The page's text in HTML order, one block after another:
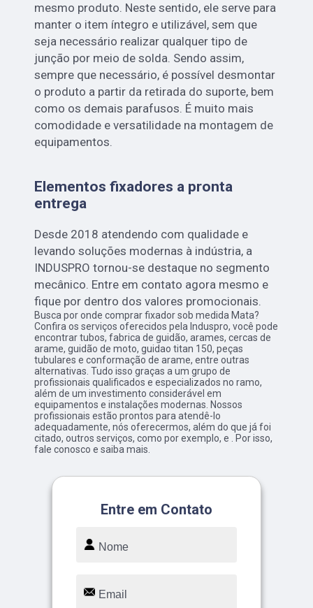
mesmo produto. Neste sentido, ele serve para
manter o item íntegro e utilizável, sem que
seja necessário realizar qualquer tipo de
junção por meio de solda. Sendo assim,
sempre que necessário, é possível desmontar
o produto a partir da retirada do suporte, bem
como os demais parafusos. É muito mais
comodidade e versatilidade na montagem de
equipamentos.
Elementos fixadores a pronta
entrega
Desde 2018 atendendo com qualidade e
levando soluções modernas à indústria, a
INDUSPRO tornou-se destaque no segmento
mecânico. Entre em contato agora mesmo e
fique por dentro dos valores promocionais.
Busca por onde comprar fixador sob medida Mata?
Confira os serviços oferecidos pela Induspro, você pode
encontrar tubos, fabrica de guidão, arames, cercas de
arame, guidão de moto, guidao titan 150, peças
tubulares e conformação de arame, entre outras
alternativas. Tudo isso graças a um grupo de
profissionais qualificados e especializados no ramo,
além de um investimento considerável em
equipamentos e instalações modernas. Nossos
profissionais estão prontos para atendê-lo
adequadamente, nós oferecermos, além do que já foi
citado, outros serviços, como por exemplo, e . Por isso,
fale conosco e saiba mais.
Entre em Contato